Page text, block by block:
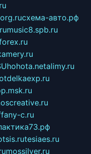
схема-авто.рф
music8.spb.ru
hohota.netalimy.ru
c.ru
tesiaes.ru
mossilver.ru